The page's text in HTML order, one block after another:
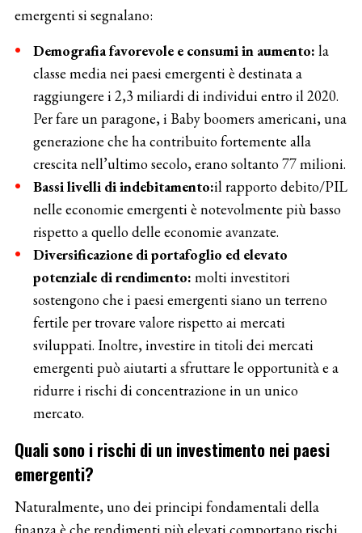
emergenti si segnalano:
Demografia favorevole e consumi in aumento: la
classe media nei paesi emergenti è destinata a
raggiungere i 2,3 miliardi di individui entro il 2020.
Per fare un paragone, i Baby boomers americani, una
generazione che ha contribuito fortemente alla
crescita nell’ultimo secolo, erano soltanto 77 milioni.
Bassi livelli di indebitamento:il rapporto debito/PIL
nelle economie emergenti è notevolmente più basso
rispetto a quello delle economie avanzate.
Diversificazione di portafoglio ed elevato
potenziale di rendimento: molti investitori
sostengono che i paesi emergenti siano un terreno
fertile per trovare valore rispetto ai mercati
sviluppati. Inoltre, investire in titoli dei mercati
emergenti può aiutarti a sfruttare le opportunità e a
ridurre i rischi di concentrazione in un unico
mercato.
Quali sono i rischi di un investimento nei paesi
emergenti?
Naturalmente, uno dei principi fondamentali della
finanza è che rendimenti più elevati comportano rischi